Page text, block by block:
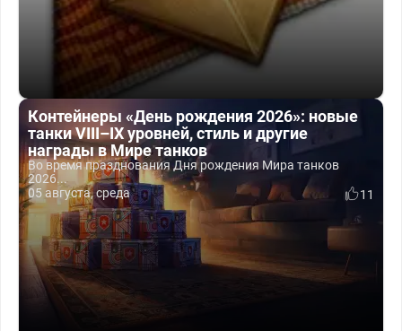
Контейнеры «День рождения 2026»: новые
танки VIII–IX уровней, стиль и другие
награды в Мире танков
Во время празднования Дня рождения Мира танков
2026...
05 августа, среда
11